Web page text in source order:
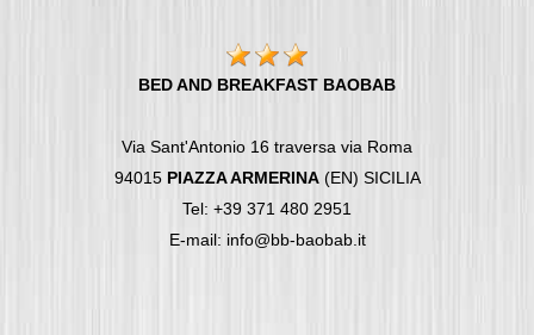
BED AND BREAKFAST BAOBAB
Via Sant'Antonio 16 traversa via Roma
94015 PIAZZA ARMERINA(EN) SICILIA
Tel: +39 371 480 2951
E-mail: info@bb-baobab.it